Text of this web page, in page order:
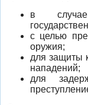
в
с целью
оружия;
для защиты
нападений;
для